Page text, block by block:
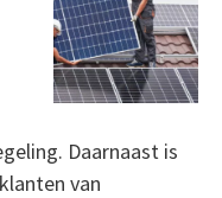
Daarnaast is
van